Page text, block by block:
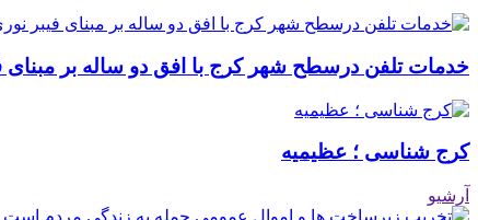
خدمات تلفن درسطح شهر کرج با افق دو ساله بر مبنای
کرج شناسی ؛ عظیمیه
آرشیو